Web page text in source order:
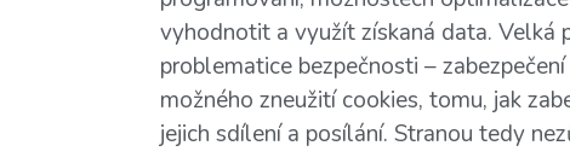
vyhodnotit a využít získaná data. Velká
problematice bezpečnosti –
možného zneužití cookies, tomu, jak
jejich sdílení a posílání. Stranou tedy